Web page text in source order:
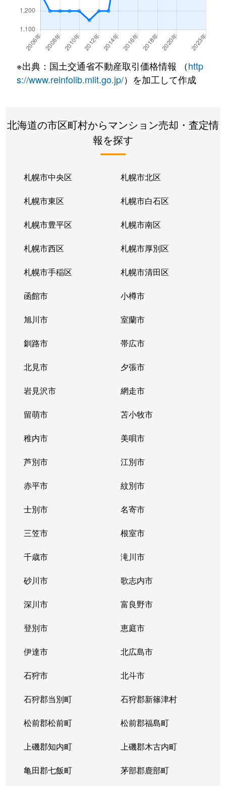
北２２条東 300万円
北２２条東
640万円 元町(札幌)
北２２条東
3,200万円 元町(札幌)
北２４条東
3,000万円 元町(札幌)
北２６条東
2,000万円 元町(札幌)
2,200万円
北３３条東
新道東
北３４条東
新道東
北３４条東
新道東
北３４条東
新道東
北３５条東
北34条
北３５条東
北34条
北３５条東
新道東
北３６条東
新道東
北３７条東
新道東
北３７条東
新道東
北３９条東
麻生
北３９条東
栄町(札幌)
北３９条東
栄町(札幌)
北４０条東
栄町(札幌)
北４０条東
栄町(札幌)
北４１条東
麻生
北４２条東
栄町(札幌)
北４３条東
栄町(札幌)
北４３条東
栄町(札幌)
北４６条東
栄町(札幌)
北４６条東
栄町(札幌)
東苗穂５条
元町(札幌)
伏古４条
環状通東
本町２条
環状通東
※出典：国土交通省不動産取引価格情報 （http
s://www.reinfolib.mlit.go.jp/）を加工して作成
北海道の市区町村からマンション売却・査定情
報を探す
札幌市中央区 札幌市北区
札幌市東区 札幌市白石区
札幌市豊平区 札幌市南区
札幌市西区 札幌市厚別区
札幌市手稲区 札幌市清田区
函館市 小樽市
旭川市 室蘭市
釧路市 帯広市
北見市 夕張市
岩見沢市 網走市
留萌市 苫小牧市
稚内市 美唄市
芦別市 江別市
赤平市 紋別市
士別市 名寄市
三笠市 根室市
千歳市 滝川市
砂川市 歌志内市
深川市 富良野市
登別市 恵庭市
伊達市 北広島市
石狩市 北斗市
石狩郡当別町 石狩郡新篠津村
松前郡松前町 松前郡福島町
上磯郡知内町 上磯郡木古内町
亀田郡七飯町 茅部郡鹿部町